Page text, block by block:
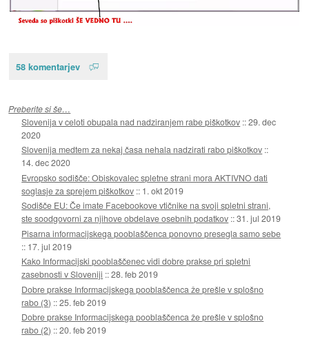
58 komentarjev
Preberite si še…
Slovenija v celoti obupala nad nadziranjem rabe piškotkov ::29. dec
2020
Slovenija medtem za nekaj časa nehala nadzirati rabo piškotkov ::
14. dec 2020
Evropsko sodišče: Obiskovalec spletne strani mora AKTIVNO dati
soglasje za sprejem piškotkov :: 1. okt 2019
Sodišče EU: Če imate Facebookove vtičnike na svoji spletni strani,
ste soodgovorni za njihove obdelave osebnih podatkov ::31. jul 2019
Pisarna informacijskega pooblaščenca ponovno presegla samo sebe
:: 17. jul 2019
Kako Informacijski pooblaščenec vidi dobre prakse pri spletni
zasebnosti v Sloveniji ::28. feb 2019
Dobre prakse Informacijskega pooblaščenca že prešle v splošno
rabo (3) ::25. feb 2019
Dobre prakse Informacijskega pooblaščenca že prešle v splošno
rabo (2) ::20. feb 2019